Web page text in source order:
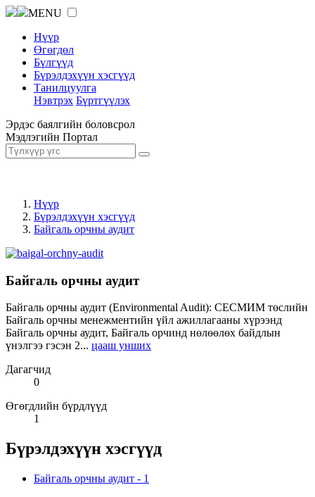
MENU
Нүүр
Өгөгдөл
Бүлгүүд
Бүрэлдэхүүн хэсгүүд
Танилцуулга
Нэвтрэх Бүртгүүлэх
Эрдэс баялгийн боловсрол
Мэдлэгийн Портал
Нүүр
Бүрэлдэхүүн хэсгүүд
Байгаль орчны аудит
Байгаль орчны аудит
Байгаль орчны аудит (Environmental Audit): СЕСМИМ төслийн
Байгаль орчны менежментийн үйл ажиллагааны хүрээнд
Байгаль орчны аудит, Байгаль орчинд нөлөөлөх байдлын
үнэлгээ гэсэн 2... цааш унших
Дагагчид
0
Өгөгдлийн бүрдлүүд
1
Бүрэлдэхүүн хэсгүүд
Байгаль орчны аудит - 1